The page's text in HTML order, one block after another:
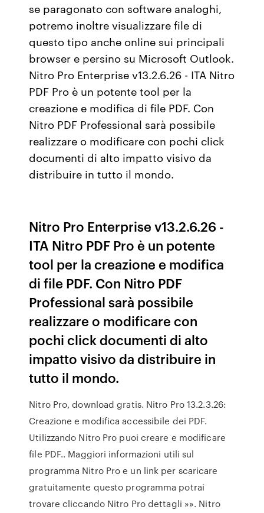
se paragonato con software analoghi,
potremo inoltre visualizzare file di
questo tipo anche online sui principali
browser e persino su Microsoft Outlook.
Nitro Pro Enterprise v13.2.6.26 - ITA Nitro
PDF Pro è un potente tool per la
creazione e modifica di file PDF. Con
Nitro PDF Professional sarà possibile
realizzare o modificare con pochi click
documenti di alto impatto visivo da
distribuire in tutto il mondo.
Nitro Pro Enterprise v13.2.6.26 -
ITA Nitro PDF Pro è un potente
tool per la creazione e modifica
di file PDF. Con Nitro PDF
Professional sarà possibile
realizzare o modificare con
pochi click documenti di alto
impatto visivo da distribuire in
tutto il mondo.
Nitro Pro, download gratis. Nitro Pro 13.2.3.26:
Creazione e modifica accessibile dei PDF.
Utilizzando Nitro Pro puoi creare e modificare
file PDF.. Maggiori informazioni utili sul
programma Nitro Pro e un link per scaricare
gratuitamente questo programma potrai
trovare cliccando Nitro Pro dettagli »». Nitro